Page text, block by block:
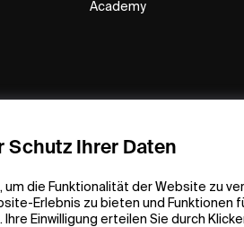
Schutz Ihrer Daten
um die Funktionalität der Website zu
Erlebnis zu bieten und Funktionen
Einwilligung erteilen Sie durch
Academy